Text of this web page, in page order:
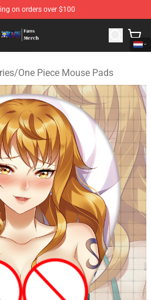
on orders over $100
One Piece Merchandise Shop
/One Piece Mouse Pads